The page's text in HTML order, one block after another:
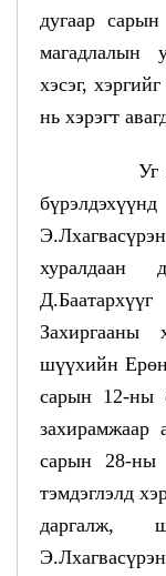
дугаар
магадлалын
хэсэг,
нь хэрэгт
Уг
хуралдаан
Захиргааны
шүүхийн
сарын 12-ны
захирамжаар
сарын 28-ны
тэмдэглэлд
даргалж,